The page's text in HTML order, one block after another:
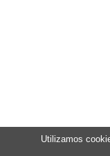
Utilizamos